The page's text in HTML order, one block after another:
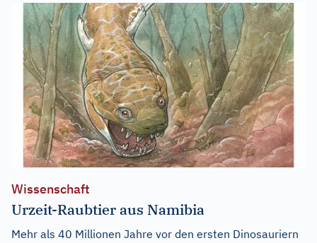
Wissenschaft
Urzeit-Raubtier aus Namibia
Mehr als 40 Millionen Jahre vor den ersten Dinosauriern